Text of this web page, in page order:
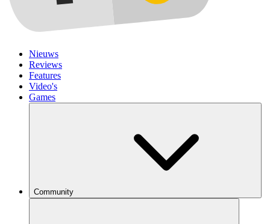
Nieuws
Reviews
Features
Video's
Games
Community